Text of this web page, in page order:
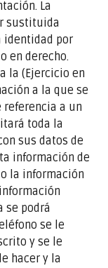
La
sustituida
identidad por
en derecho.
la (Ejercicio en
a la que se
referencia a un
toda la
sus datos de
información de
la información
se podrá
se le
y se le
hacer y la